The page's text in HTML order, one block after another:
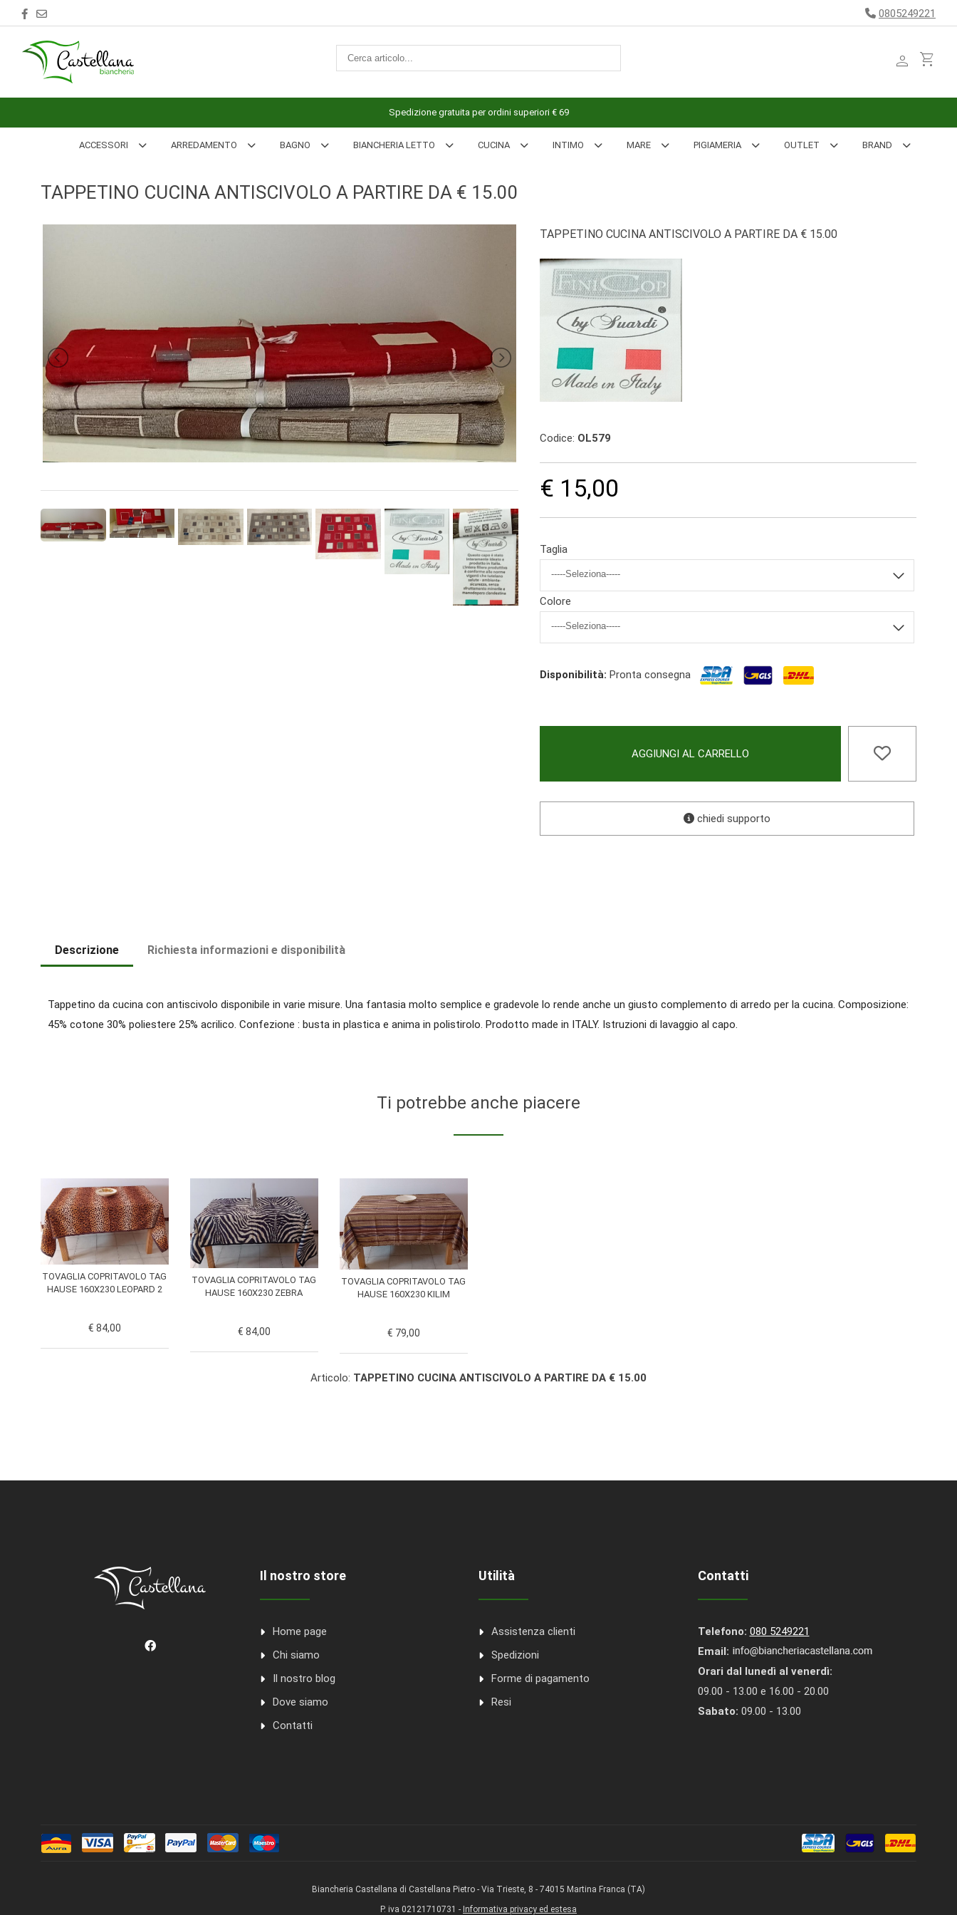
ACCESSORI
INTIMO
0805249221
person shopping_cart
Spedizione gratuita per ordini superiori € 69
ACCESSORI ARREDAMENTO BAGNO BIANCHERIA LETTO CUCINA INTIMO MARE PIGIAMERIA OUTLET BRAND
TAPPETINO CUCINA ANTISCIVOLO A PARTIRE DA € 15.00
TAPPETINO CUCINA ANTISCIVOLO A PARTIRE DA € 15.00
Codice: OL579
€ 15,00
Taglia
Colore
Disponibilità: Pronta consegna
AGGIUNGI AL CARRELLO
chiedi supporto
Descrizione Richiesta informazioni e disponibilità
Tappetino da cucina con antiscivolo disponibile in varie misure. Una fantasia molto semplice e gradevole lo rende anche un giusto complemento di arredo per la cucina. Composizione:
45% cotone 30% poliestere 25% acrilico. Confezione : busta in plastica e anima in polistirolo. Prodotto made in ITALY. Istruzioni di lavaggio al capo.
Ti potrebbe anche piacere
TOVAGLIA COPRITAVOLO TAG
HAUSE 160X230 LEOPARD 2
€ 84,00
TOVAGLIA COPRITAVOLO TAG
HAUSE 160X230 ZEBRA
€ 84,00
TOVAGLIA COPRITAVOLO TAG
HAUSE 160X230 KILIM
€ 79,00
Articolo: TAPPETINO CUCINA ANTISCIVOLO A PARTIRE DA € 15.00
Il nostro store
Home page
Chi siamo
Il nostro blog
Dove siamo
Contatti
Utilità
Assistenza clienti
Spedizioni
Forme di pagamento
Resi
Contatti
Telefono: 080 5249221
Email:
Orari dal lunedì al venerdì:
09.00 - 13.00 e 16.00 - 20.00
Sabato: 09.00 - 13.00
Biancheria Castellana di Castellana Pietro - Via Trieste, 8 - 74015 Martina Franca (TA)
P. iva 02121710731 - Informativa privacy ed estesa